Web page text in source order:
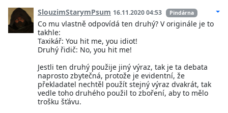
SlouzimStarymPsum 16.11.2020 04:53 Pindárna
Co mu vlastně odpovídá ten druhý? V originále je to
takhle:
Taxikář: You hit me, you idiot!
Druhý řidič: No, you hit me!
Jestli ten druhý použije jiný výraz, tak je ta debata
naprosto zbytečná, protože je evidentní, že
překladatel nechtěl použít stejný výraz dvakrát, tak
vedle toho druhého použil to zboření, aby to mělo
trošku šťávu.